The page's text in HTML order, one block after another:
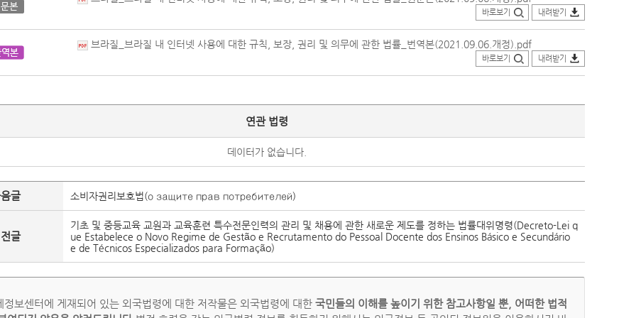
바로보기 내려받기
브라질_브라질 내 인터넷 사용에 대한 규칙, 보장, 권리 및 의무에 관한 법률_번역본(2021.09.06.개정).pdf
바로보기 내려받기
연관 법령
데이터가 없습니다.
글 소비자권리보호법(о защите прав потребителей)
글
기초 및 중등교육 교원과 교육훈련 특수전문인력의 관리 및 채용에 관한 새로운 제도를 정하는 법률대위명령(Decreto-Lei q
ue Estabelece o Novo Regime de Gestão e Recrutamento do Pessoal Docente dos Ensinos Básico e Secundário
e de Técnicos Especializados para Formação)
정보센터에 게재되어 있는 외국법령에 대한 저작물은 외국법령에 대한 국민들의 이해를 높이기 위한 참고사항일 뿐, 어떠한 법적